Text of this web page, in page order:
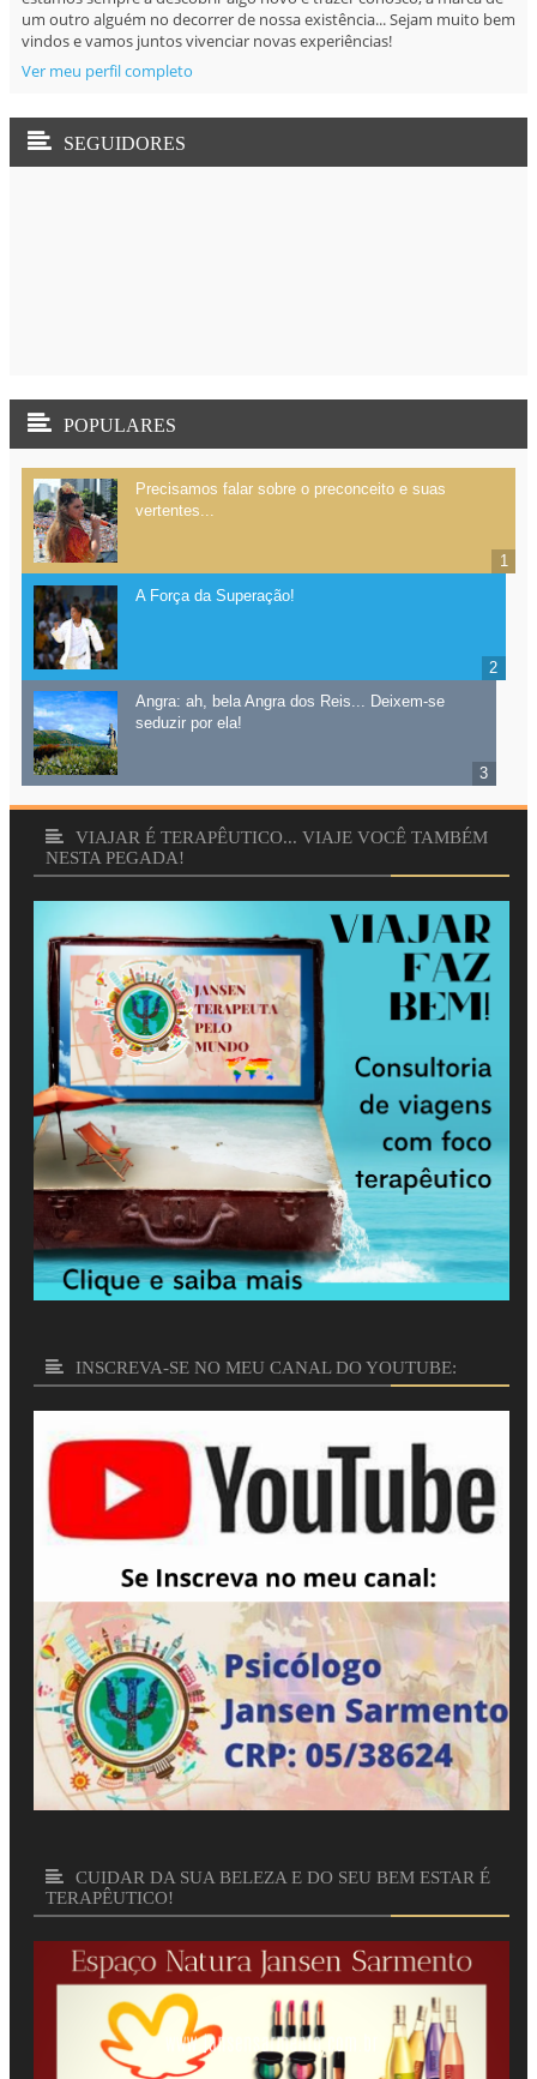
um outro alguém no decorrer de nossa existência... Sejam muito bem
vindos e vamos juntos vivenciar novas experiências!
Ver meu perfil completo
SEGUIDORES
POPULARES
Precisamos falar sobre o preconceito e suas
vertentes...
A Força da Superação!
Angra: ah, bela Angra dos Reis... Deixem-se
seduzir por ela!
VIAJAR É TERAPÊUTICO... VIAJE VOCÊ TAMBÉM
NESTA PEGADA!
INSCREVA-SE NO MEU CANAL DO YOUTUBE:
CUIDAR DA SUA BELEZA E DO SEU BEM ESTAR É
TERAPÊUTICO!